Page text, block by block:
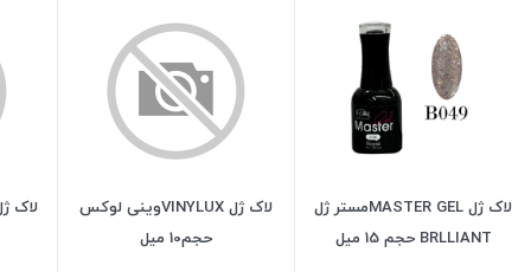
لاک ژل MASTER GELمستر ژل
BRLLIANT حجم 15 میل
لاک ژل VINYLUXوینی لوکس
حجم10 میل